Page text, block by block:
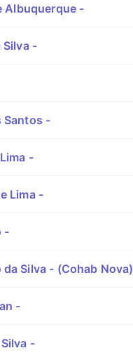
Albuquerque -
Silva -
Santos -
-
Lima -
-
da Silva - (Cohab Nova)
-
-